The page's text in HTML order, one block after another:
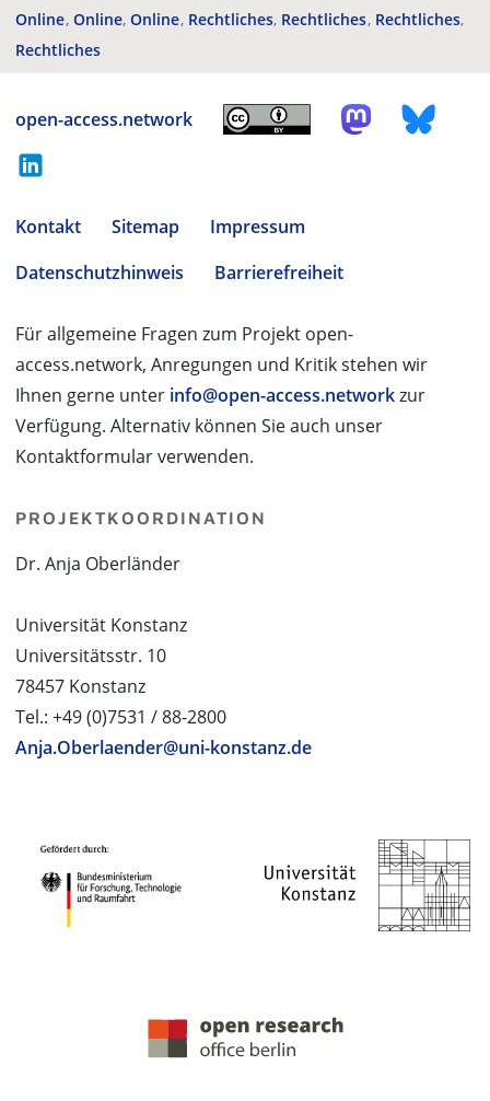
Online Online Online Rechtliches Rechtliches Rechtliches
Rechtliches
open-access.network
Kontakt Sitemap
Impressum
Datenschutzhinweis
Barrierefreiheit
Für allgemeine Fragen zum Projekt open-
access.network, Anregungen und Kritik stehen wir
Ihnen gerne unter info@open-access.networkzur
Verfügung. Alternativ können Sie auch unser
Kontaktformular verwenden.
PROJEKTKOORDINATION
Dr. Anja Oberländer
Universität Konstanz
Universitätsstr. 10
78457 Konstanz
Tel.: +49 (0)7531 / 88-2800
Anja.Oberlaender@uni-konstanz.de